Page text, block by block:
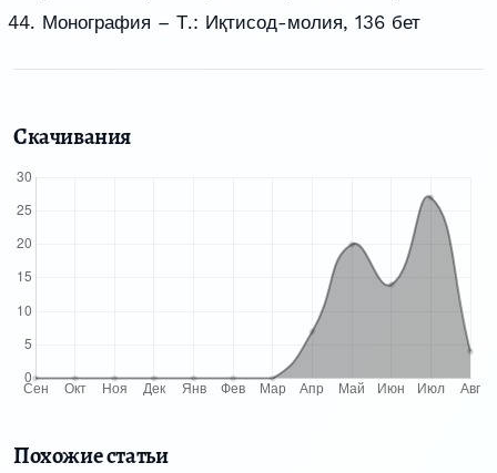
Монография – Т.: Иқтисод-молия, 136 бет
Скачивания
Похожие статьи